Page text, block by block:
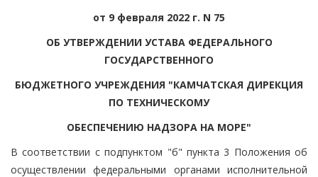
от 9 февраля 2022 г. N 75
ОБ УТВЕРЖДЕНИИ УСТАВА ФЕДЕРАЛЬНОГО
ГОСУДАРСТВЕННОГО
БЮДЖЕТНОГО УЧРЕЖДЕНИЯ "КАМЧАТСКАЯ ДИРЕКЦИЯ
ПО ТЕХНИЧЕСКОМУ
ОБЕСПЕЧЕНИЮ НАДЗОРА НА МОРЕ"
В соответствии с подпунктом "б" пункта 3 Положения об
осуществлении федеральными органами исполнительной